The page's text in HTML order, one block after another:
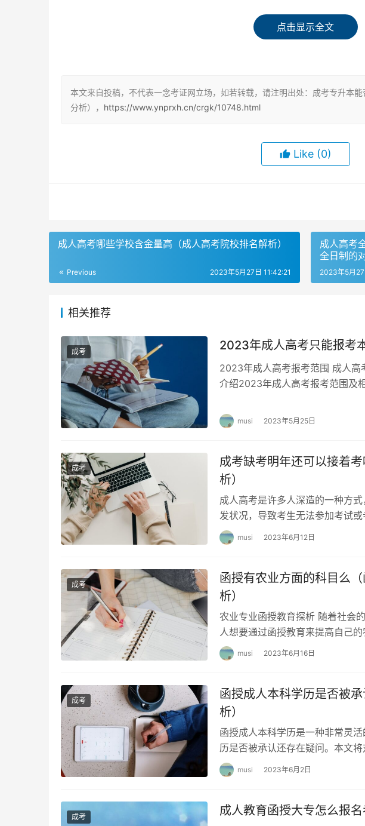
2. 成考专升本和普通本科的区别
成考专升本和普通本科的区别主要在于学历类型不同。如果是统招全日
升本属于成人高等教育学历。如果学历是其他国民教育形式，那么也属
成考专升本学历的优势在于具备更多的职位选择优势。成人高考本科学
历的人具备更高的学历背景和更广阔的知识面，更适合从事一些高端职
历，对于想要在公务员招聘中获得更多机会的考生来说，是一种很好的
点击显示全文
本文来自投稿，不代表一念考证网立场，如若转载，请注明出处：成考专升本
分析）， https://www.ynprxh.cn/crgk/10748.html
Like (0)
成人高考哪些学校含金量高（成人高考院校排名解析）
Previous 2023年5月27日 11:42:21
成人高考
全日制的
2023年5月
相关推荐
成考 2023年成人高考只能报考
2023年成人高考报考范围 成人高
介绍2023年成人高考报考范围及
musi 2023年5月25日
成考
成考缺考明年还可以接着
析）
成人高考是许多人深造的一种方
发状况，导致考生无法参加考试
接着考吗？下面我们来详细解析成
musi 2023年6月12日
成考
函授有农业方面的科目么
析）
农业专业函授教育探析 随着社会
人想要通过函授教育来提高自己
及农业相关科目还存在一些疑虑。
musi 2023年6月16日
成考
函授成人本科学历是否被
析）
函授成人本科学历是一种非常灵
历是否被承认还存在疑问。本文
帮助读者更好地了解函授成人本科
musi 2023年6月2日
成考 成人教育函授大专怎么报